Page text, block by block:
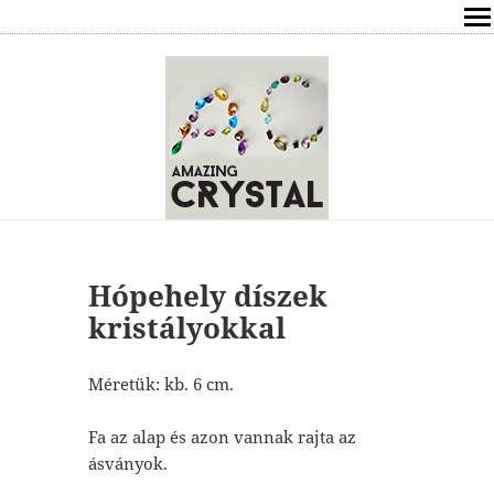
ÍRÁSOK
ÁSVÁNYOK HATÁSAI
ELÉRHETŐSÉG
ONLINE GYÓGYÍTÁS,TANÁCSADÁS
FREE
VÁSÁRLÁS / KOSÁR
Hópehely díszek
kristályokkal
Méretük: kb. 6 cm.
Fa az alap és azon vannak rajta az
ásványok.